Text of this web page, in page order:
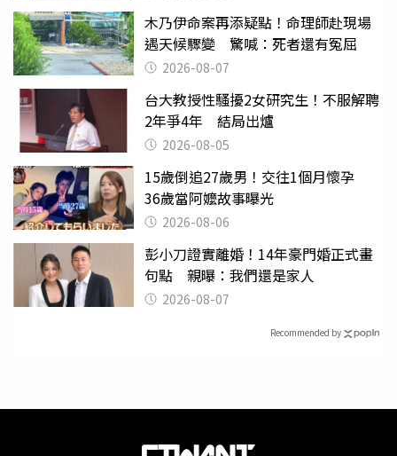
木乃伊命案再添疑點！命理師赴現場
遇天候驟變 驚喊：死者還有冤屈
2026-08-07
台大教授性騷擾2女研究生！不服解聘
2年爭4年 結局出爐
2026-08-05
15歲倒追27歲男！交往1個月懷孕
36歲當阿嬤故事曝光
2026-08-06
彭小刀證實離婚！14年豪門婚正式畫
句點 親曝：我們還是家人
2026-08-07
Recommended by